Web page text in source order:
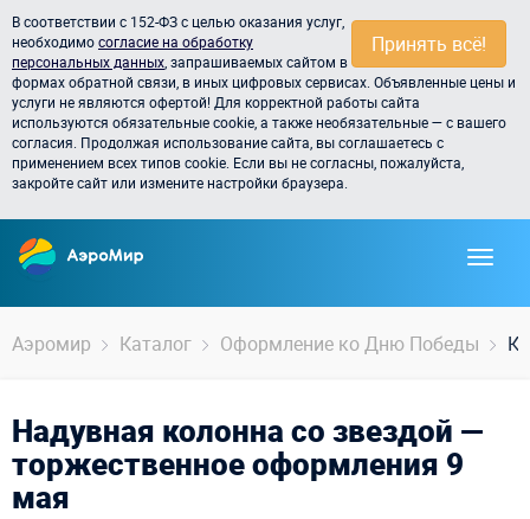
Принять всё!
В соответствии с 152-ФЗ с целью оказания услуг,
необходимосогласие на обработку
персональных данных , запрашиваемых сайтом в
формах обратной связи, в иных цифровых сервисах. Объявленные цены и
услуги не являются офертой! Для корректной работы сайта
используются обязательные cookie, а также необязательные — с вашего
согласия. Продолжая использование сайта, вы соглашаетесь с
применением всех типов cookie. Если вы не согласны, пожалуйста,
закройте сайт или измените настройки браузера.
Аэромир Каталог Оформление ко Дню Победы
Надувная колонна со звездой —
торжественное оформления 9
мая